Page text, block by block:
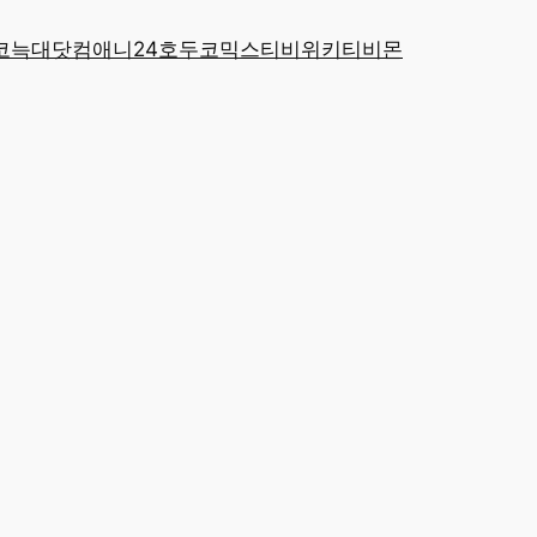
늑대닷컴애니24호두코믹스티비위키 티비몬